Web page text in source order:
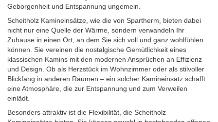
Geborgenheit und Entspannung ungemein.
Scheitholz Kamineinsätze, wie die von Spartherm, bieten dabei
nicht nur eine Quelle der Wärme, sondern verwandeln Ihr
Zuhause in einen Ort, an dem Sie sich voll und ganz wohlfühlen
können. Sie vereinen die nostalgische Gemütlichkeit eines
klassischen Kamins mit den modernen Ansprüchen an Effizienz
und Design. Ob als Herzstück im Wohnzimmer oder als stilvoller
Blickfang in anderen Räumen – ein solcher Kamineinsatz schafft
eine Atmosphäre, die zur Entspannung und zum Verweilen
einlädt.
Besonders attraktiv ist die Flexibilität, die Scheitholz